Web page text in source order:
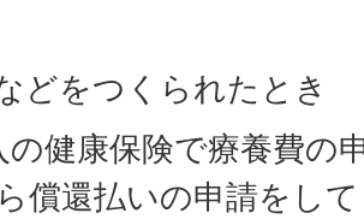
どをつくられたとき
健康保険で療養費の
償還払いの申請をし